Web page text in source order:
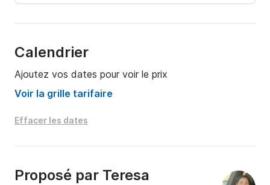
Calendrier
Ajoutez vos dates pour voir le prix
Voir la grille tarifaire
Effacer les dates
Proposé par Teresa